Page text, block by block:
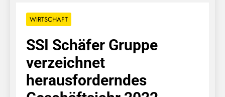
WIRTSCHAFT
SSI Schäfer Gruppe
verzeichnet
herausforderndes